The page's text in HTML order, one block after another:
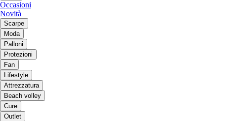
Occasioni
Novità
Scarpe
Moda
Palloni
Protezioni
Fan
Lifestyle
Attrezzatura
Beach volley
Cure
Outlet